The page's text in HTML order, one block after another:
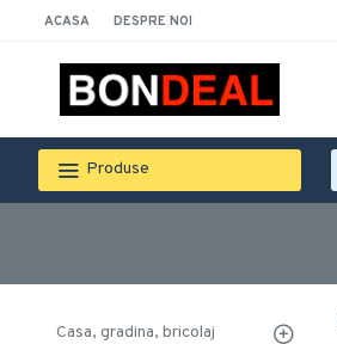
ACASA DESPRE NOI
Produse
Casa, gradina, bricolaj